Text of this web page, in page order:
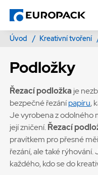
Úvod / Kreativní tvoření
Podložky
Řezací podložka je
bezpečné řezánípapíru,
Je vyrobena z odolného
její zničení.Řezací
pravítkem pro přesné
řezání, ale také
každého, kdo se do